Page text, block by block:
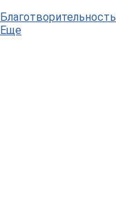
Благотворительность
Еще